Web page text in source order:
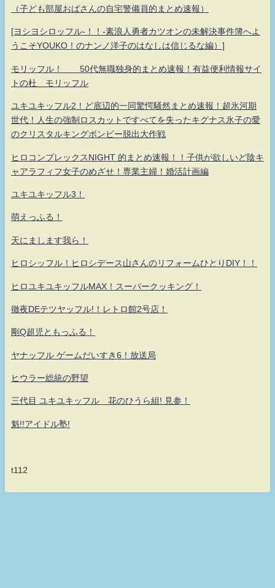
（子ども部屋おばさんの自宅警備員的まとめ速報）
[ヨシヨシロッフル-！！-素浪人勇者カツオンの未解決事件簿へよ
うこそYOUKO！のナンノ洋子のはなしは信じるな編）]
モリッフル！ 50代無職独身的まとめ速報！有益便利情報サイ
トの杜 モリッフル
ユキユキッフル2！ど底辺的一同驚愕騒然まとめ速報！超氷河期
世代！人生の強制ロスカットですべてを失ったキグナス氷子の愛
のクリスタルキングボンビー脱出大作戦
ヒロコンプレックスNIGHT 的まとめ速報！！子供が欲しいど陰キ
ャアラフィフ女子のめざせ！専業主婦！婚活計画編
ユキユキッフル3！
萌えっふる！
天にまします我ら！
ヒロシッフル！ヒロシデース山さんのリフォームひとりDIY！！
ヒロユキユキッフルMAX！スーパークッキング！
徹夜DEテツヤッフル!！レトロ館2号店！
剛Q超児ともっふる！
ヤナッフル ゲームだいすき6！放送局
ヒウラー総統の野望
三代目 ユキユキッフル 花のひうら組! 見参！
魁!!アイドル塾!
t112